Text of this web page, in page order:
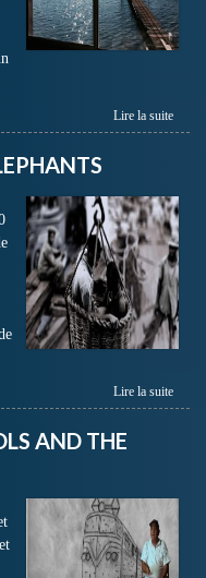
Lire la suite
Lire la suite
AND THE